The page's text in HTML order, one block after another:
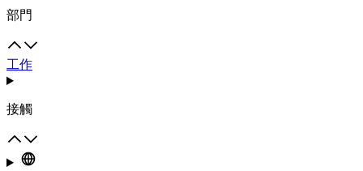
部門
工作
接觸